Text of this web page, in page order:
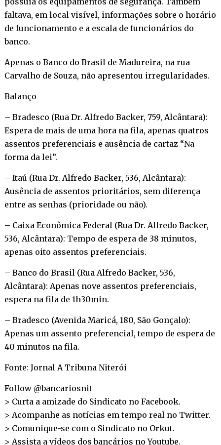
faltava, em local visível, informações sobre o horário
de funcionamento e a escala de funcionários do
banco.
Apenas o Banco do Brasil de Madureira, na rua
Carvalho de Souza, não apresentou irregularidades.
Balanço
– Bradesco (Rua Dr. Alfredo Backer, 759, Alcântara):
Espera de mais de uma hora na fila, apenas quatros
assentos preferenciais e ausência de cartaz “Na
forma da lei”.
– Itaú (Rua Dr. Alfredo Backer, 536, Alcântara):
Ausência de assentos prioritários, sem diferença
entre as senhas (prioridade ou não).
– Caixa Econômica Federal (Rua Dr. Alfredo Backer,
536, Alcântara): Tempo de espera de 38 minutos,
apenas oito assentos preferenciais.
– Banco do Brasil (Rua Alfredo Backer, 536,
Alcântara): Apenas nove assentos preferenciais,
espera na fila de 1h30min.
– Bradesco (Avenida Maricá, 180, São Gonçalo):
Apenas um assento preferencial, tempo de espera de
40 minutos na fila.
Fonte: Jornal A Tribuna Niterói
Follow @bancariosnit
> Curta a amizade do Sindicato no Facebook.
> Acompanhe as notícias em tempo real no Twitter.
> Comunique-se com o Sindicato no Orkut.
> Assista a vídeos dos bancários noYoutube.